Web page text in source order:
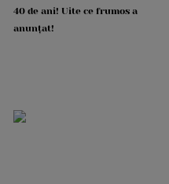
40 de ani! Uite ce frumos a
anunțat!